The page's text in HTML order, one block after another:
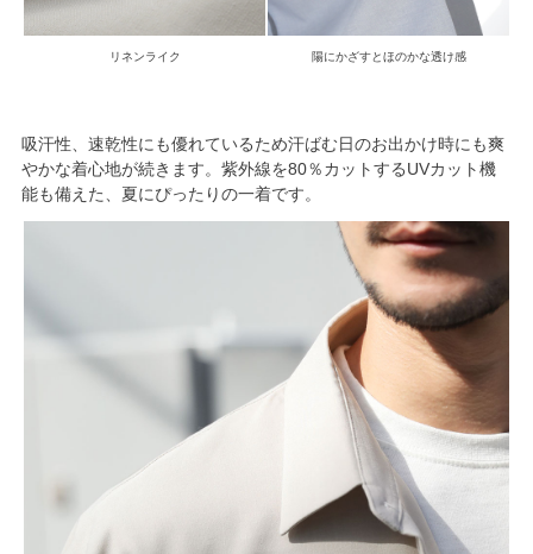
リネンライク 陽にかざすとほのかな透け感
吸汗性、速乾性にも優れているため汗ばむ日のお出かけ時にも爽
やかな着心地が続きます。紫外線を80％カットするUVカット機
能も備えた、夏にぴったりの一着です。